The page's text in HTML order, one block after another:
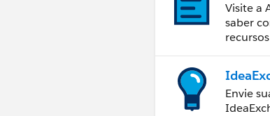
Visite a
saber
Envie